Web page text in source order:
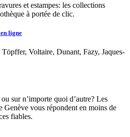
et estampes: les collections
à portée de clic.
ligne
Voltaire, Dunant, Fazy, Jaques-
sur n’importe quoi d’autre? Les
vous répondent en moins de
fiables.